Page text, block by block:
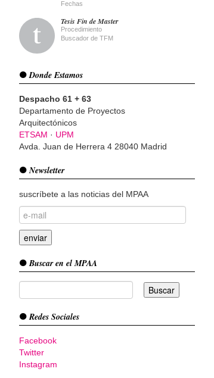
Fechas
Tesis Fin de Master
Procedimiento
Buscador de TFM
Donde Estamos
Despacho 61 + 63
Departamento de Proyectos
Arquitectónicos
ETSAM · UPM
Avda. Juan de Herrera 4 28040 Madrid
Newsletter
suscríbete a las noticias del MPAA
Buscar en el MPAA
Redes Sociales
Facebook
Twitter
Instagram